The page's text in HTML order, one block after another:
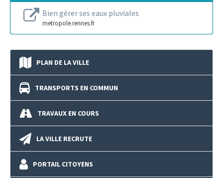
Bien gérer ses eaux pluviales
metropole.rennes.fr
PLAN DE LA VILLE
TRANSPORTS EN COMMUN
TRAVAUX EN COURS
LA VILLE RECRUTE
PORTAIL CITOYENS